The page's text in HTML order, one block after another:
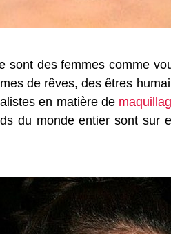
sont des femmes comme
de rêves, des êtres
en matière de
du monde entier sont sur